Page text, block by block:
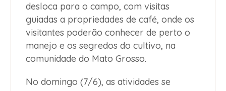
desloca para o campo, com visitas
guiadas a propriedades de café, onde os
visitantes poderão conhecer de perto o
manejo e os segredos do cultivo, na
comunidade do Mato Grosso.
No domingo (7/6), as atividades se